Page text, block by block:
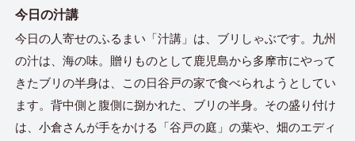
今日の汁講
今日の人寄せのふるまい「汁講」は、ブリしゃぶです。九州
の汁は、海の味。贈りものとして鹿児島から多摩市にやって
きたブリの半身は、この日谷戸の家で食べられようとしてい
ます。背中側と腹側に捌かれた、ブリの半身。その盛り付け
は、小倉さんが手をかける「谷戸の庭」の葉や、畑のエディ